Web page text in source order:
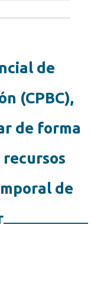
de
(CPBC),
de forma
de